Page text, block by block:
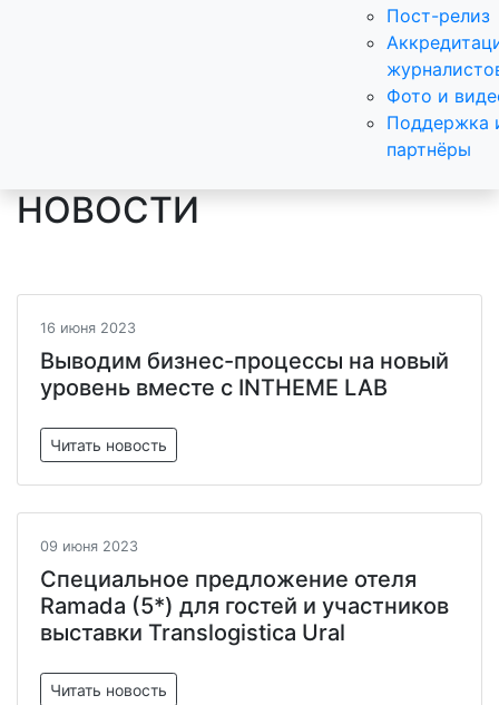
Пост-релиз
Фото и
Поддержка
партнёры
НОВОСТИ
16 июня 2023
Выводим бизнес-процессы на новый
уровень вместе с INTHEME LAB
Читать новость
09 июня 2023
Специальное предложение отеля
Ramada (5*) для гостей и участников
выставки Translogistica Ural
Читать новость